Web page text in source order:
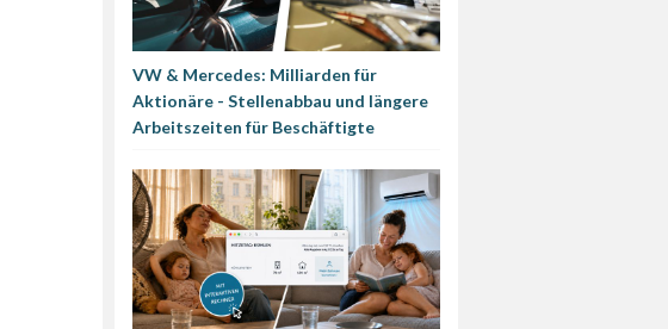
VW & Mercedes: Milliarden für
Aktionäre - Stellenabbau und längere
Arbeitszeiten für Beschäftigte